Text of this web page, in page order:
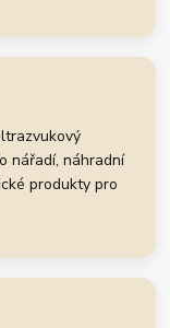
nářadí, náhradní
produkty pro